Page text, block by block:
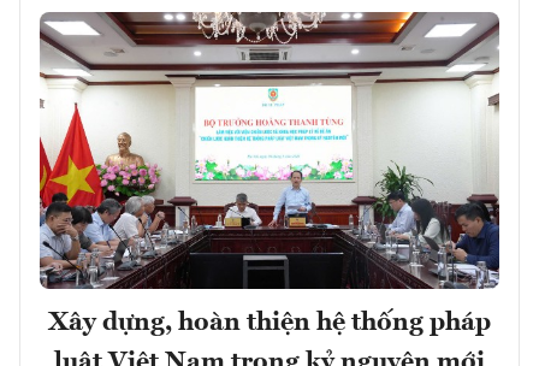
Xây dựng, hoàn thiện hệ thống pháp